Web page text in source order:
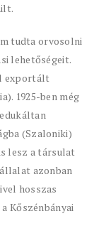
tudta orvosolni
lehetőségeit.
exportált
1925-ben még
(Szaloniki)
lesz a társulat
azonban
hosszas
Kőszénbányai